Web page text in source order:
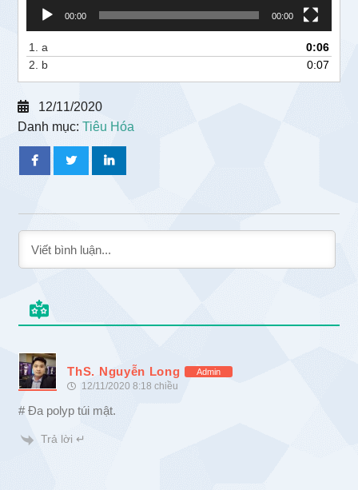
00:00 00:00
1.a
0:06
2. b 0:07
12/11/2020
Danh mục:Tiêu Hóa
ThS. Nguyễn Long Admin
12/11/2020 8:18 chiều
# Đa polyp túi mật.
Trả lời ↵